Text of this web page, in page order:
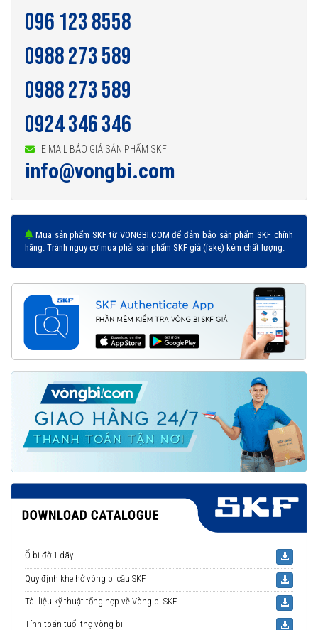
096 123 8558
0988 273 589
0988 273 589
0924 346 346
E MAIL BÁO GIÁ SẢN PHẨM SKF
info@vongbi.com
Mua sản phẩm SKF từ VONGBI.COM để đảm bảo sản phẩm SKF chính
hãng. Tránh nguy cơ mua phải sản phẩm SKF giả (fake) kém chất lượng.
Ổ bi đỡ 1 dãy
Quy định khe hở vòng bi cầu SKF
Tài liệu kỹ thuật tổng hợp về Vòng bi SKF
Tính toán tuổi thọ vòng bi